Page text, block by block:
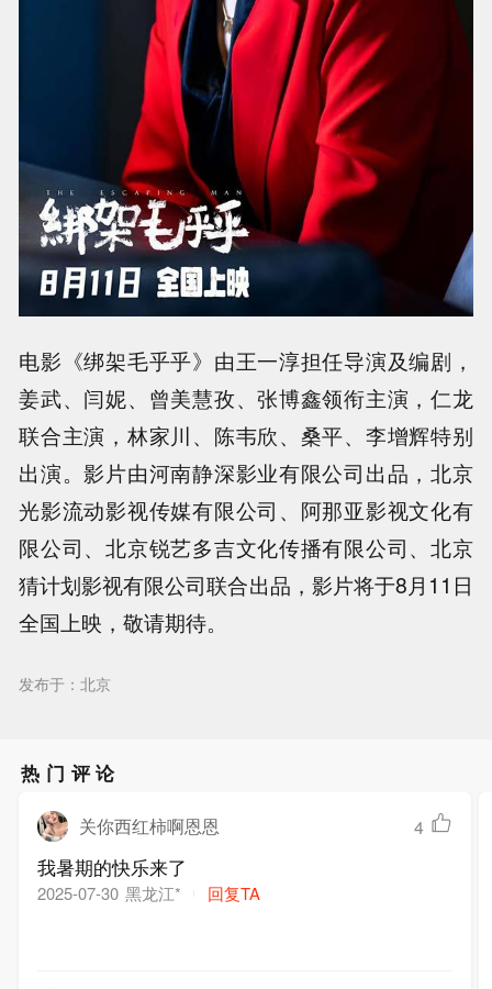
电影《绑架毛乎乎》由王一淳担任导演及编剧，
姜武、闫妮、曾美慧孜、张博鑫领衔主演，仁龙
联合主演，林家川、陈韦欣、桑平、李增辉特别
出演。影片由河南静深影业有限公司出品，北京
光影流动影视传媒有限公司、阿那亚影视文化有
限公司、北京锐艺多吉文化传播有限公司、北京
猜计划影视有限公司联合出品，影片将于8月11日
全国上映，敬请期待。
发布于：北京
热门评论
关你西红柿啊恩恩 4
我暑期的快乐来了
2025-07-30 黑龙江* 回复TA